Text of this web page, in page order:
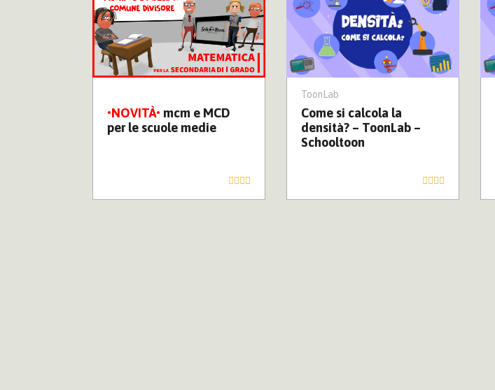
mcm e MCD
per le scuole medie
Come si calcola la
densità? – ToonLab –
Schooltoon
ToonLab